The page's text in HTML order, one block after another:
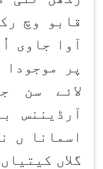
قابو وچ
آوا جاوی
پر
لائے سن
آرڈیننس
اسمانا ں
گلاں